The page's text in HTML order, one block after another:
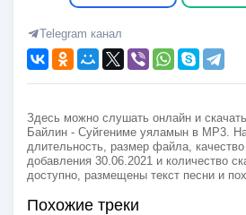
Telegram канал
Здесь можно слушать онлайн и
Байлин - Суйгениме уяламын в MP3.
длительность, размер файла,
добавления 30.06.2021 и количество
доступно, размещены текст песни и
Похожие треки